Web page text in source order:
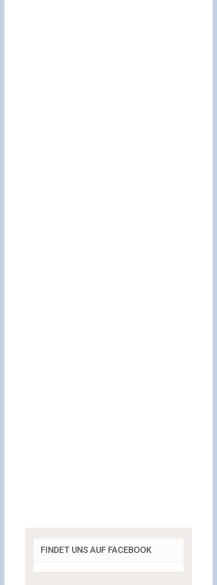
FINDET UNS AUF FACEBOOK